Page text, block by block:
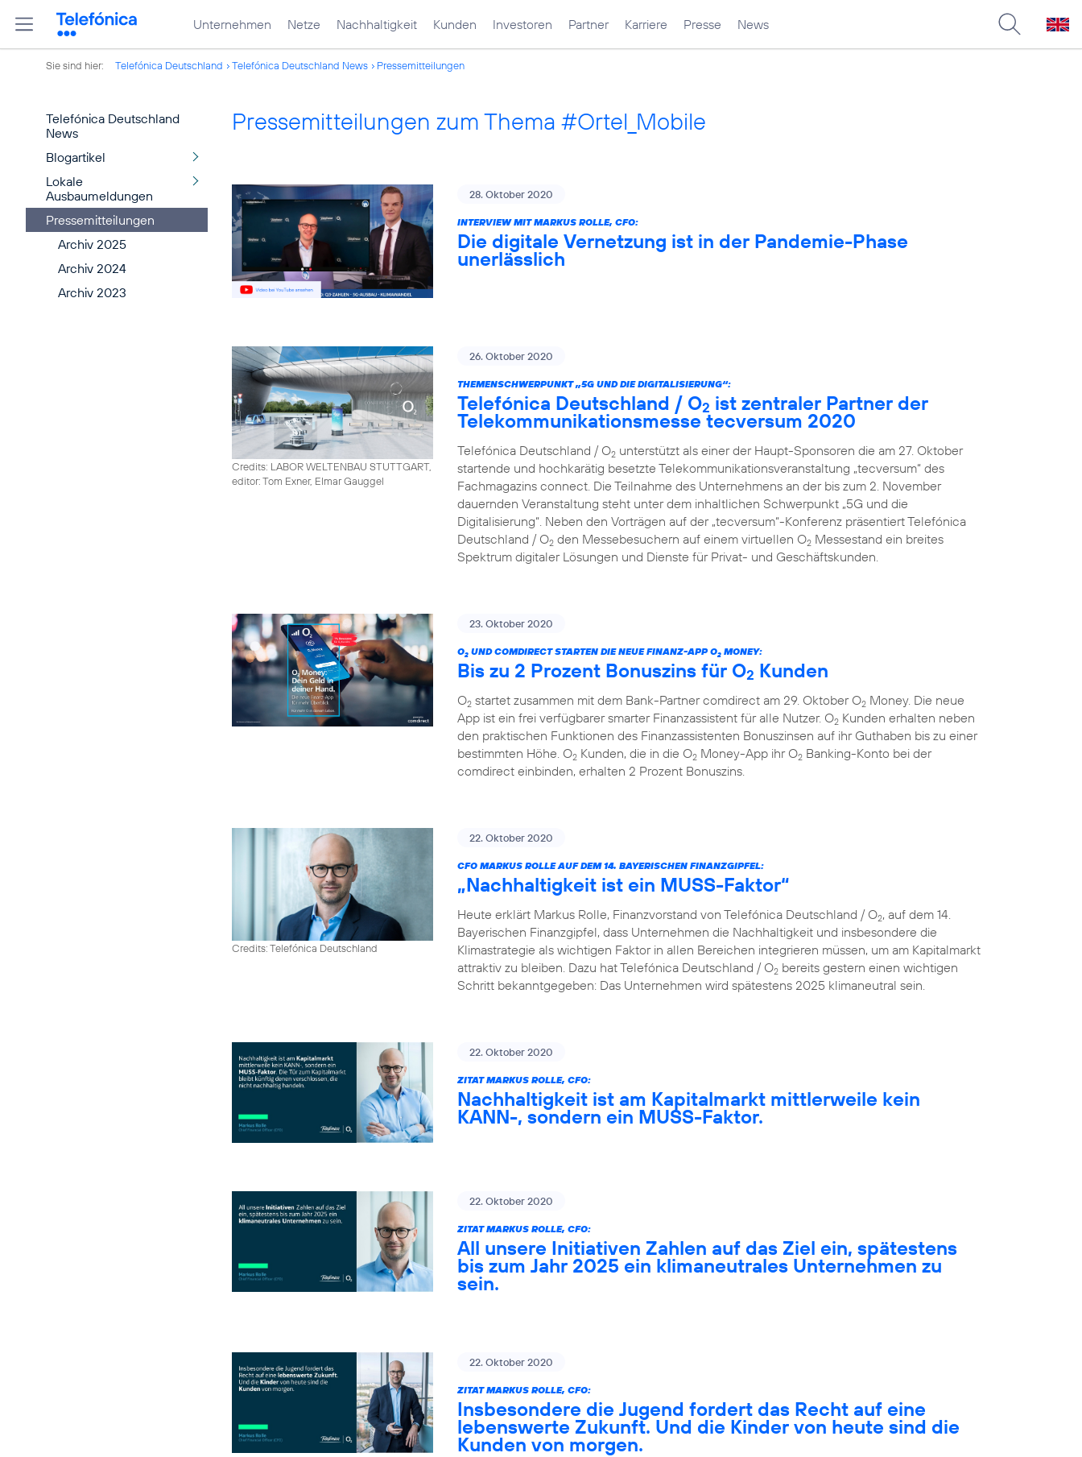
Unternehmen Netze Nachhaltigkeit Kunden Investoren Partner Karriere Presse News
Sie sind hier: Telefónica Deutschland Telefónica Deutschland News Pressemitteilungen
Telefónica Deutschland
News
Blogartikel
Lokale
Ausbaumeldungen
Pressemitteilungen
Archiv 2025
Archiv 2024
Archiv 2023
Pressemitteilungen zum Thema #Ortel_Mobile
28. Oktober 2020
INTERVIEW MIT MARKUS ROLLE, CFO:
Die digitale Vernetzung ist in der Pandemie-Phase
unerlässlich
Credits: LABOR WELTENBAU STUTTGART,
editor: Tom Exner, Elmar Gauggel
26. Oktober 2020
THEMENSCHWERPUNKT „5G UND DIE DIGITALISIERUNG“:
Telefónica Deutschland / O2 ist zentraler Partner der
Telekommunikationsmesse tecversum 2020
Telefónica Deutschland / O2 unterstützt als einer der Haupt-Sponsoren die am 27. Oktober
startende und hochkarätig besetzte Telekommunikationsveranstaltung „tecversum“ des
Fachmagazins connect. Die Teilnahme des Unternehmens an der bis zum 2. November
dauernden Veranstaltung steht unter dem inhaltlichen Schwerpunkt „5G und die
Digitalisierung“. Neben den Vorträgen auf der „tecversum“-Konferenz präsentiert Telefónica
Deutschland / O2 den Messebesuchern auf einem virtuellen O2 Messestand ein breites
Spektrum digitaler Lösungen und Dienste für Privat- und Geschäftskunden.
23. Oktober 2020
O2 UND COMDIRECT STARTEN DIE NEUE FINANZ-APP O2 MONEY:
Bis zu 2 Prozent Bonuszins für O2 Kunden
O2 startet zusammen mit dem Bank-Partner comdirect am 29. Oktober O2 Money. Die neue
App ist ein frei verfügbarer smarter Finanzassistent für alle Nutzer. O2 Kunden erhalten neben
den praktischen Funktionen des Finanzassistenten Bonuszinsen auf ihr Guthaben bis zu einer
bestimmten Höhe. O2 Kunden, die in die O2 Money-App ihr O2 Banking-Konto bei der
comdirect einbinden, erhalten 2 Prozent Bonuszins.
Credits: Telefónica Deutschland
22. Oktober 2020
CFO MARKUS ROLLE AUF DEM 14. BAYERISCHEN FINANZGIPFEL:
„Nachhaltigkeit ist ein MUSS-Faktor“
Heute erklärt Markus Rolle, Finanzvorstand von Telefónica Deutschland / O2, auf dem 14.
Bayerischen Finanzgipfel, dass Unternehmen die Nachhaltigkeit und insbesondere die
Klimastrategie als wichtigen Faktor in allen Bereichen integrieren müssen, um am Kapitalmarkt
attraktiv zu bleiben. Dazu hat Telefónica Deutschland / O2 bereits gestern einen wichtigen
Schritt bekanntgegeben: Das Unternehmen wird spätestens 2025 klimaneutral sein.
22. Oktober 2020
ZITAT MARKUS ROLLE, CFO:
Nachhaltigkeit ist am Kapitalmarkt mittlerweile kein
KANN-, sondern ein MUSS-Faktor.
22. Oktober 2020
ZITAT MARKUS ROLLE, CFO:
All unsere Initiativen Zahlen auf das Ziel ein, spätestens
bis zum Jahr 2025 ein klimaneutrales Unternehmen zu
sein.
22. Oktober 2020
ZITAT MARKUS ROLLE, CFO:
Insbesondere die Jugend fordert das Recht auf eine
lebenswerte Zukunft. Und die Kinder von heute sind die
Kunden von morgen.